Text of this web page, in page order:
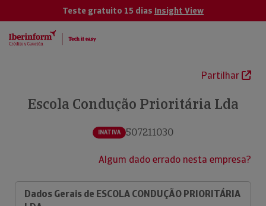
Teste gratuito 15 dias Insight View
Partilhar
Escola Condução Prioritária Lda
INATIVA 507211030
Algum dado errado nesta empresa?
Dados Gerais de ESCOLA CONDUÇÃO PRIORITÁRIA